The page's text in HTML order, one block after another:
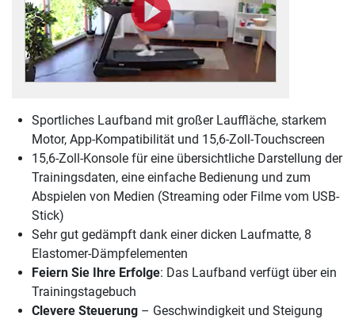
Sportliches Laufband mit großer Lauffläche, starkem
Motor, App-Kompatibilität und 15,6-Zoll-Touchscreen
15,6-Zoll-Konsole für eine übersichtliche Darstellung der
Trainingsdaten, eine einfache Bedienung und zum
Abspielen von Medien (Streaming oder Filme vom USB-
Stick)
Sehr gut gedämpft dank einer dicken Laufmatte, 8
Elastomer-Dämpfelementen
Feiern Sie Ihre Erfolge: Das Laufband verfügt über ein
Trainingstagebuch
Clevere Steuerung – Geschwindigkeit und Steigung